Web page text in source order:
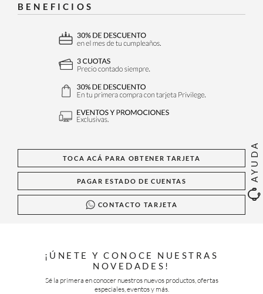
AYUDA
BENEFICIOS
TOCA ACÁ PARA OBTENER TARJETA
PAGAR ESTADO DE CUENTAS
CONTACTO TARJETA
¡ÚNETE Y CONOCE NUESTRAS
NOVEDADES!
Sé la primera en conocer nuestros nuevos productos, ofertas
especiales, eventos y más.